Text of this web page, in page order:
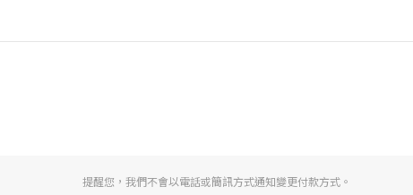
提醒您，我們不會以電話或簡訊方式通知變更付款方式。